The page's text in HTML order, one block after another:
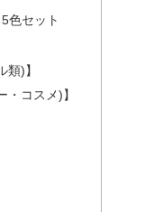
色セット
類)】
・コスメ)】